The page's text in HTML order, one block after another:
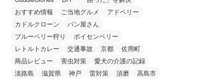
おすすめ情報
ご当地グルメ
アドベリー
カドルクローン
パン屋さん
ブルーベリー狩り
ボイセンベリー
レトルトカレー
交通事故 京都
佐用町
商品レビュー
害虫対策
愛犬の介護の記録
淡路島
滋賀県 神戸 雷対策 須磨 高島市